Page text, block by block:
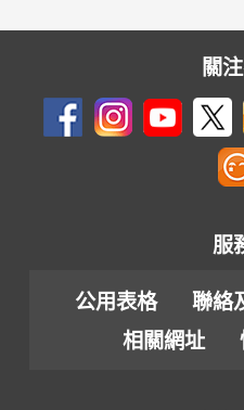
關
服
公用表格 聯絡
相關網址